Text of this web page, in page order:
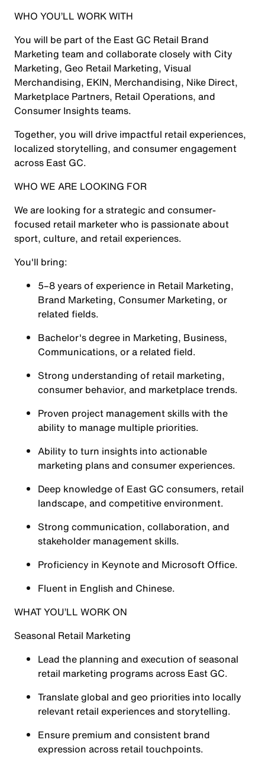
WHO YOU’LL WORK WITH
You will be part of the East GC Retail Brand
Marketing team and collaborate closely with City
Marketing, Geo Retail Marketing, Visual
Merchandising, EKIN, Merchandising, Nike Direct,
Marketplace Partners, Retail Operations, and
Consumer Insights teams.
Together, you will drive impactful retail experiences,
localized storytelling, and consumer engagement
across East GC.
WHO WE ARE LOOKING FOR
We are looking for a strategic and consumer-
focused retail marketer who is passionate about
sport, culture, and retail experiences.
You'll bring:
5–8 years of experience in Retail Marketing,
Brand Marketing, Consumer Marketing, or
related fields.
Bachelor's degree in Marketing, Business,
Communications, or a related field.
Strong understanding of retail marketing,
consumer behavior, and marketplace trends.
Proven project management skills with the
ability to manage multiple priorities.
Ability to turn insights into actionable
marketing plans and consumer experiences.
Deep knowledge of East GC consumers, retail
landscape, and competitive environment.
Strong communication, collaboration, and
stakeholder management skills.
Proficiency in Keynote and Microsoft Office.
Fluent in English and Chinese.
WHAT YOU’LL WORK ON
Seasonal Retail Marketing
Lead the planning and execution of seasonal
retail marketing programs across East GC.
Translate global and geo priorities into locally
relevant retail experiences and storytelling.
Ensure premium and consistent brand
expression across retail touchpoints.